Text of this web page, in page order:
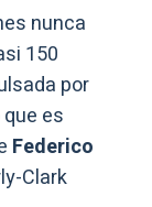
nunca
150
por
es
Federico
Clark